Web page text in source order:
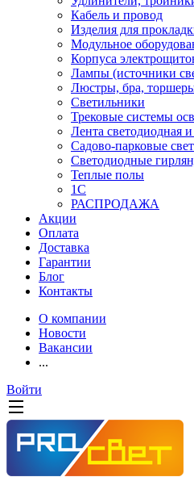
Кабель и провод
Изделия для
Модульное
Корпуса
Лампы (источники
Люстры, бра,
Светильники
Трековые системы
Лента светодиодная
Садово-парковые
Светодиодные
Теплые полы
1С
РАСПРОДАЖА
Акции
Оплата
Доставка
Гарантии
Блог
Контакты
О компании
Новости
Вакансии
...
Войти